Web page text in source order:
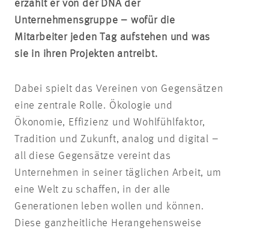
erzählt er von der DNA der
Unternehmensgruppe – wofür die
Mitarbeiter jeden Tag aufstehen und was
sie in ihren Projekten antreibt.
Dabei spielt das Vereinen von Gegensätzen
eine zentrale Rolle. Ökologie und
Ökonomie, Effizienz und Wohlfühlfaktor,
Tradition und Zukunft, analog und digital –
all diese Gegensätze vereint das
Unternehmen in seiner täglichen Arbeit, um
eine Welt zu schaffen, in der alle
Generationen leben wollen und können.
Diese ganzheitliche Herangehensweise